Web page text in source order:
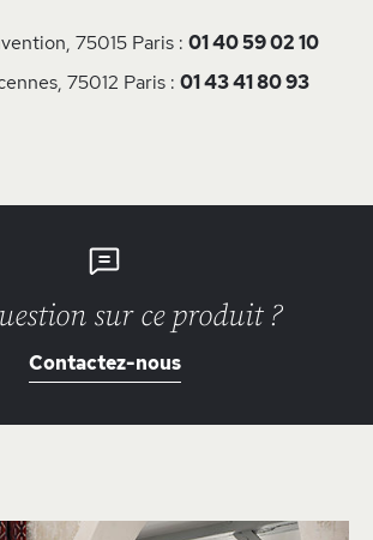
75015 Paris : 01 40 59 02 10
75012 Paris : 01 43 41 80 93
sur ce produit ?
Contactez-nous